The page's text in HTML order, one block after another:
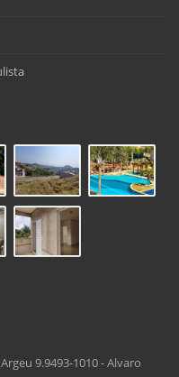
9.9493-1010 - Alvaro